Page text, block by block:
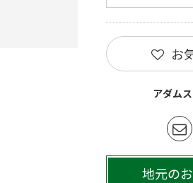
お
アダム
地元の